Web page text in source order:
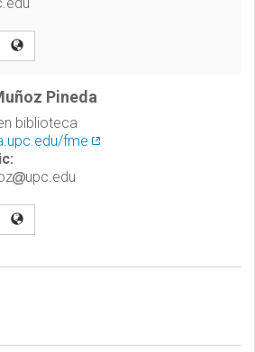
Pineda
biblioteca
fme
upc.edu